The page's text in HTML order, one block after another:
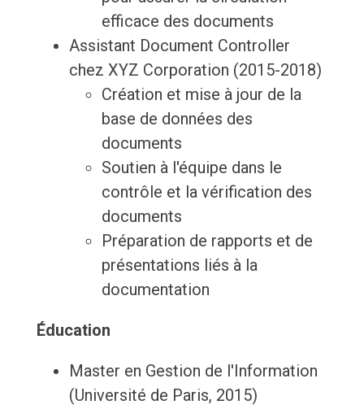
efficace des documents
Assistant Document Controller
chez XYZ Corporation (2015-2018)
Création et mise à jour de la
base de données des
documents
Soutien à l'équipe dans le
contrôle et la vérification des
documents
Préparation de rapports et de
présentations liés à la
documentation
Éducation
Master en Gestion de l'Information
(Université de Paris, 2015)